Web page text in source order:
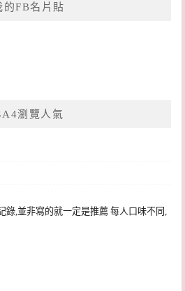
的FB名片貼
瀏覽人氣
錄,並非寫的就一定是推薦 每人口味不同,